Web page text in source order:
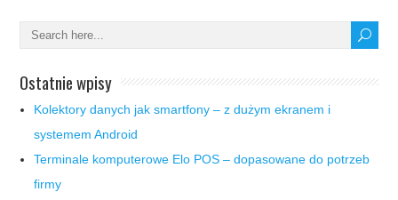
Ostatnie wpisy
Kolektory danych jak smartfony – z dużym ekranem i
systemem Android
Terminale komputerowe Elo POS – dopasowane do potrzeb
firmy